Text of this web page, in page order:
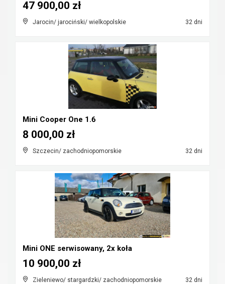
Jarocin/ jarociński/ wielkopolskie 32 dni
47 900,00 zł
Mini Cooper One 1.6
Szczecin/ zachodniopomorskie 32 dni
8 000,00 zł
Mini ONE serwisowany, 2x koła
Zieleniewo/ stargardzki/ zachodniopomorskie 32 dni
10 900,00 zł